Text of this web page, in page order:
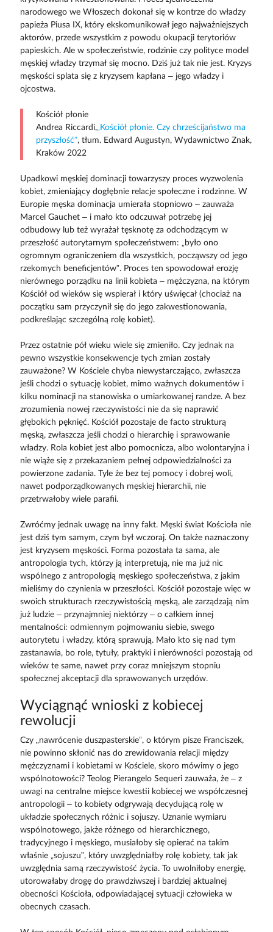
narodowego we Włoszech dokonał się w kontrze do władzy
papieża Piusa IX, który ekskomunikował jego najważniejszych
aktorów, przede wszystkim z powodu okupacji terytoriów
papieskich. Ale w społeczeństwie, rodzinie czy polityce model
męskiej władzy trzymał się mocno. Dziś już tak nie jest. Kryzys
męskości splata się z kryzysem kapłana – jego władzy i
ojcostwa.
Kościół płonie
Andrea Riccardi,„Kościół płonie. Czy chrześcijaństwo ma
przyszłość”, tłum. Edward Augustyn, Wydawnictwo Znak,
Kraków 2022
Upadkowi męskiej dominacji towarzyszy proces wyzwolenia
kobiet, zmieniający dogłębnie relacje społeczne i rodzinne. W
Europie męska dominacja umierała stopniowo – zauważa
Marcel Gauchet – i mało kto odczuwał potrzebę jej
odbudowy lub też wyrażał tęsknotę za odchodzącym w
przeszłość autorytarnym społeczeństwem: „było ono
ogromnym ograniczeniem dla wszystkich, począwszy od jego
rzekomych beneficjentów”. Proces ten spowodował erozję
nierównego porządku na linii kobieta – mężczyzna, na którym
Kościół od wieków się wspierał i który uświęcał (chociaż na
początku sam przyczynił się do jego zakwestionowania,
podkreślając szczególną rolę kobiet).
Przez ostatnie pół wieku wiele się zmieniło. Czy jednak na
pewno wszystkie konsekwencje tych zmian zostały
zauważone? W Kościele chyba niewystarczająco, zwłaszcza
jeśli chodzi o sytuację kobiet, mimo ważnych dokumentów i
kilku nominacji na stanowiska o umiarkowanej randze. A bez
zrozumienia nowej rzeczywistości nie da się naprawić
głębokich pęknięć. Kościół pozostaje de facto strukturą
męską, zwłaszcza jeśli chodzi o hierarchię i sprawowanie
władzy. Rola kobiet jest albo pomocnicza, albo wolontaryjna i
nie wiąże się z przekazaniem pełnej odpowiedzialności za
powierzone zadania. Tyle że bez tej pomocy i dobrej woli,
nawet podporządkowanych męskiej hierarchii, nie
przetrwałoby wiele parafii.
Zwróćmy jednak uwagę na inny fakt. Męski świat Kościoła nie
jest dziś tym samym, czym był wczoraj. On także naznaczony
jest kryzysem męskości. Forma pozostała ta sama, ale
antropologia tych, którzy ją interpretują, nie ma już nic
wspólnego z antropologią męskiego społeczeństwa, z jakim
mieliśmy do czynienia w przeszłości. Kościół pozostaje więc w
swoich strukturach rzeczywistością męską, ale zarządzają nim
już ludzie – przynajmniej niektórzy – o całkiem innej
mentalności: odmiennym pojmowaniu siebie, swego
autorytetu i władzy, którą sprawują. Mało kto się nad tym
zastanawia, bo role, tytuły, praktyki i nierówności pozostają od
wieków te same, nawet przy coraz mniejszym stopniu
społecznej akceptacji dla sprawowanych urzędów.
Wyciągnąć wnioski z kobiecej
rewolucji
Czy „nawrócenie duszpasterskie”, o którym pisze Franciszek,
nie powinno skłonić nas do zrewidowania relacji między
mężczyznami i kobietami w Kościele, skoro mówimy o jego
wspólnotowości? Teolog Pierangelo Sequeri zauważa, że – z
uwagi na centralne miejsce kwestii kobiecej we współczesnej
antropologii – to kobiety odgrywają decydującą rolę w
układzie społecznych różnic i sojuszy. Uznanie wymiaru
wspólnotowego, jakże różnego od hierarchicznego,
tradycyjnego i męskiego, musiałoby się opierać na takim
właśnie „sojuszu”, który uwzględniałby rolę kobiety, tak jak
uwzględnia samą rzeczywistość życia. To uwolniłoby energię,
utorowałaby drogę do prawdziwszej i bardziej aktualnej
obecności Kościoła, odpowiadającej sytuacji człowieka w
obecnych czasach.